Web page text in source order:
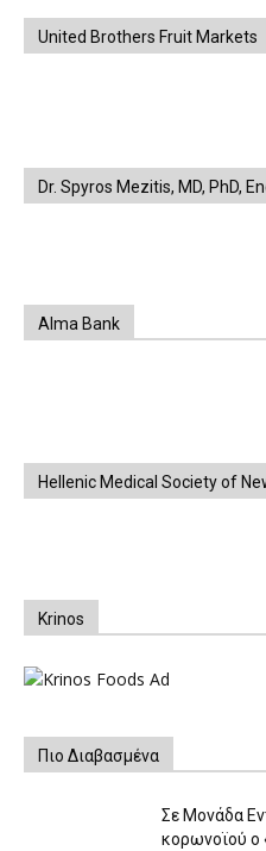
United Brothers Fruit Markets
Dr. Spyros Mezitis, MD, PhD,
Alma Bank
Hellenic Medical Society of
Krinos
Πιο Διαβασμένα
Σε Μονάδα
κορωνοϊού ο